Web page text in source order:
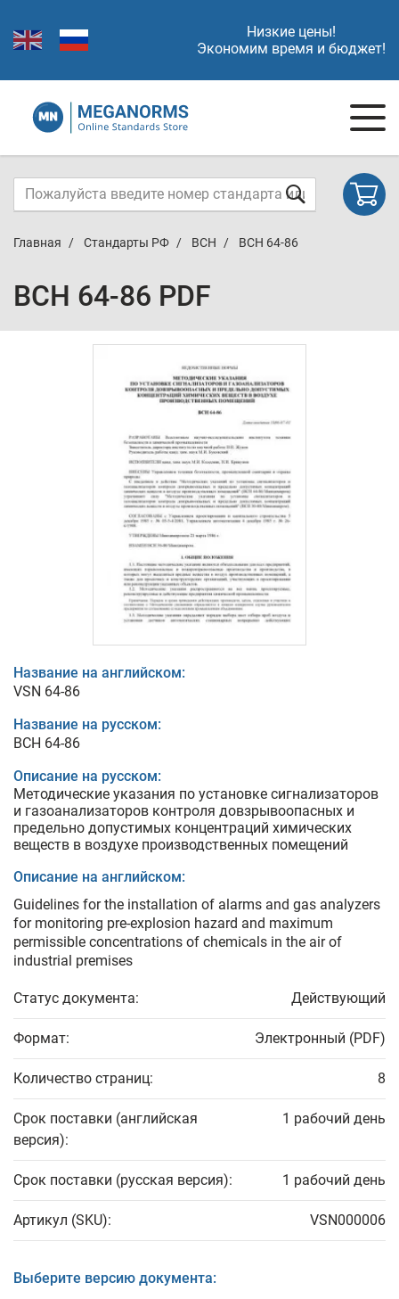
Низкие цены!
Экономим время и бюджет!
Главная Стандарты РФ ВСН ВСН 64-86
ВСН 64-86 PDF
Название на английском:
VSN 64-86
Название на русском:
ВСН 64-86
Описание на русском:
Методические указания по установке сигнализаторов
и газоанализаторов контроля довзрывоопасных и
предельно допустимых концентраций химических
веществ в воздухе производственных помещений
Описание на английском:
Guidelines for the installation of alarms and gas analyzers
for monitoring pre-explosion hazard and maximum
permissible concentrations of chemicals in the air of
industrial premises
Статус документа: Действующий
Формат: Электронный (PDF)
Количество страниц: 8
Срок поставки (английская
версия):
1 рабочий день
Срок поставки (русская версия): 1 рабочий день
Артикул (SKU): VSN000006
Выберите версию документа: